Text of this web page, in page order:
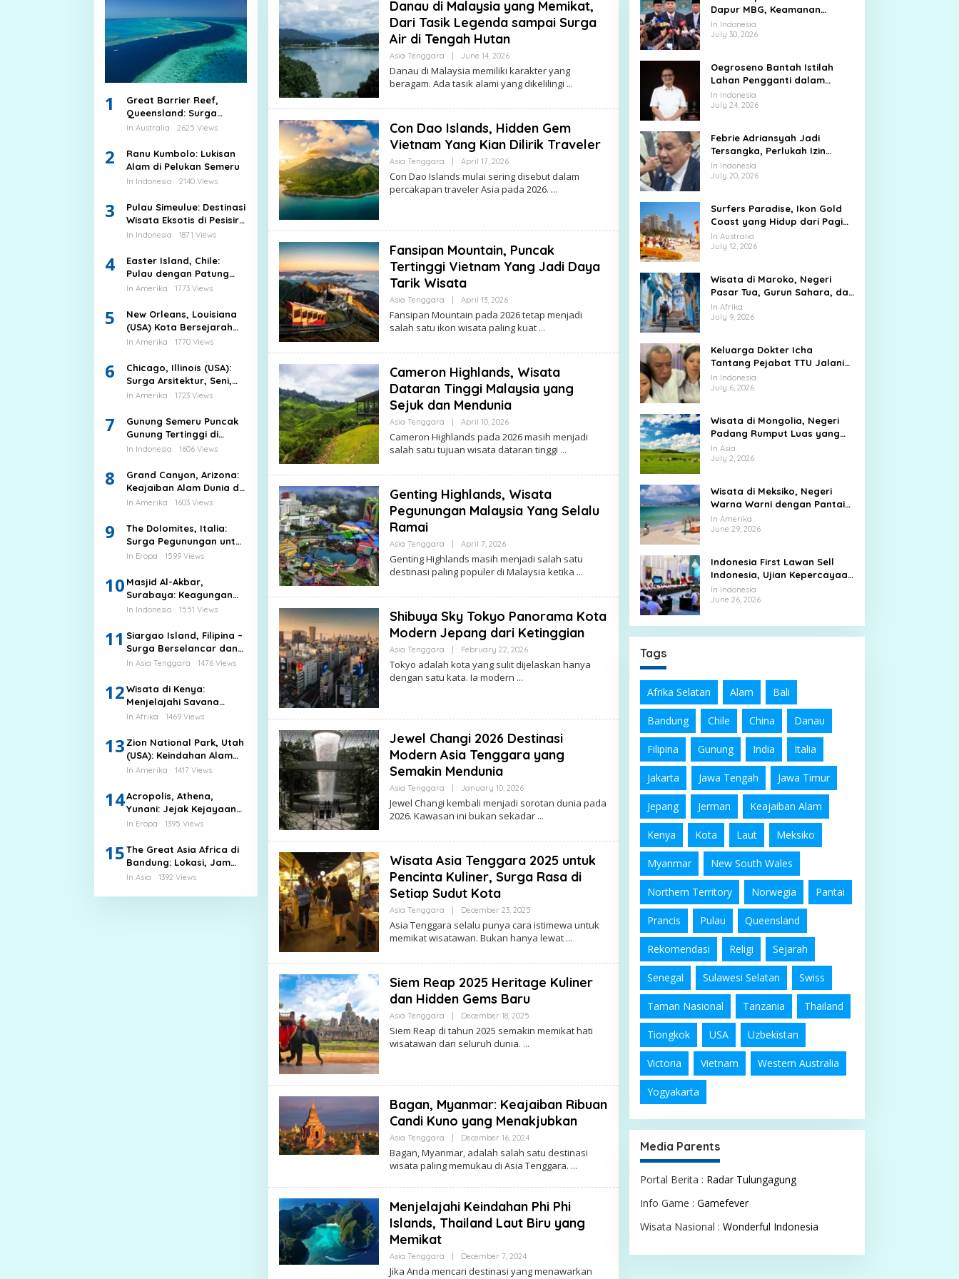
1
Great Barrier Reef,
Queensland: Surga
Bawah Laut Terbesar di
In Australia 2625 Views
2
Ranu Kumbolo: Lukisan
Alam di Pelukan Semeru
In Indonesia 2140 Views
3
Pulau Simeulue: Destinasi
Wisata Eksotis di Pesisir
Barat Aceh
In Indonesia 1871 Views
4
Easter Island, Chile:
Pulau dengan Patung
Batu Moai yang
In Amerika 1773 Views
5
New Orleans, Louisiana
(USA) Kota Bersejarah
dengan Pengaruh
In Amerika 1770 Views
6
Chicago, Illinois (USA):
Surga Arsitektur, Seni,
dan Keindahan Taman
In Amerika 1723 Views
7
Gunung Semeru Puncak
Gunung Tertinggi di
Pulau Jawa
In Indonesia 1606 Views
8
Grand Canyon, Arizona:
Keajaiban Alam Dunia di
Amerika Serikat
In Amerika 1603 Views
9
The Dolomites, Italia:
Surga Pegunungan untuk
Hiking dan Ski
In Eropa 1599 Views
10 Masjid Al-Akbar,
Surabaya: Keagungan
Arsitektur dan
Pahlawan
In Indonesia 1551 Views
11 Siargao Island, Filipina –
Surga Berselancar dan
Pantai Alami yang
In Asia Tenggara 1476 Views
12Wisata di Kenya:
Menjelajahi Savana
Afrika, Budaya Suku
Eksotis
In Afrika 1469 Views
13Zion National Park, Utah
(USA): Keindahan Alam
yang Megah
In Amerika 1417 Views
14Acropolis, Athena,
Yunani: Jejak Kejayaan
Peradaban Kuno
In Eropa 1395 Views
15The Great Asia Africa di
Bandung: Lokasi, Jam
Buka, dan Tiket Masuk
In Asia 1392 Views
Danau di Malaysia yang Memikat,
Dari Tasik Legenda sampai Surga
Air di Tengah Hutan
Asia Tenggara June 14, 2026By
Danau di Malaysia memiliki karakter yang
beragam. Ada tasik alami yang dikelilingi
Con Dao Islands, Hidden Gem
Vietnam Yang Kian Dilirik Traveler
Asia Tenggara April 17, 2026By
Con Dao Islands mulai sering disebut dalam
percakapan traveler Asia pada 2026.
Fansipan Mountain, Puncak
Tertinggi Vietnam Yang Jadi Daya
Tarik Wisata
Asia Tenggara April 13, 2026By
Fansipan Mountain pada 2026 tetap menjadi
salah satu ikon wisata paling kuat
Cameron Highlands, Wisata
Dataran Tinggi Malaysia yang
Sejuk dan Mendunia
Asia Tenggara April 10, 2026By
Cameron Highlands pada 2026 masih menjadi
salah satu tujuan wisata dataran tinggi
Genting Highlands, Wisata
Pegunungan Malaysia Yang Selalu
Ramai
Asia Tenggara April 7, 2026By
Genting Highlands masih menjadi salah satu
destinasi paling populer di Malaysia ketika
Shibuya Sky Tokyo Panorama Kota
Modern Jepang dari Ketinggian
Asia Tenggara February 22, 2026By
Tokyo adalah kota yang sulit dijelaskan hanya
dengan satu kata. Ia modern
Jewel Changi 2026 Destinasi
Modern Asia Tenggara yang
Semakin Mendunia
Asia Tenggara January 10, 2026By
Jewel Changi kembali menjadi sorotan dunia pada
2026. Kawasan ini bukan sekadar
Wisata Asia Tenggara 2025 untuk
Pencinta Kuliner, Surga Rasa di
Setiap Sudut Kota
Asia Tenggara December 23, 2025By
Asia Tenggara selalu punya cara istimewa untuk
memikat wisatawan. Bukan hanya lewat
Siem Reap 2025 Heritage Kuliner
dan Hidden Gems Baru
Asia Tenggara December 18, 2025By
Siem Reap di tahun 2025 semakin memikat hati
wisatawan dari seluruh dunia.
Bagan, Myanmar: Keajaiban Ribuan
Candi Kuno yang Menakjubkan
Asia Tenggara December 16, 2024By
Bagan, Myanmar, adalah salah satu destinasi
wisata paling memukau di Asia Tenggara.
Menjelajahi Keindahan Phi Phi
Islands, Thailand Laut Biru yang
Memikat
Asia Tenggara December 7, 2024By
Jika Anda mencari destinasi yang menawarkan
Dapur MBG, Keamanan
Pangan Jadi Ujian Besar
In Indonesia
July 30, 2026
Oegroseno Bantah Istilah
Lahan Pengganti dalam
Pembelian Tanah Lembang
In Indonesia
July 24, 2026
Febrie Adriansyah Jadi
Tersangka, Perlukah Izin
Presiden?
In Indonesia
July 20, 2026
Surfers Paradise, Ikon Gold
Coast yang Hidup dari Pagi
hingga Malam
In Australia
July 12, 2026
Wisata di Maroko, Negeri
Pasar Tua, Gurun Sahara, dan
Kota Biru yang Memikat
In Afrika
July 9, 2026
Keluarga Dokter Icha
Tantang Pejabat TTU Jalani
Sumpah Adat
In Indonesia
July 6, 2026
Wisata di Mongolia, Negeri
Padang Rumput Luas yang
Membuat Langit Terasa Lebih
Dekat
In Asia
July 2, 2026
Wisata di Meksiko, Negeri
Warna Warni dengan Pantai
Biru, Kota Tua, dan Jejak
Peradaban Kuno
In Amerika
June 29, 2026
Indonesia First Lawan Sell
Indonesia, Ujian Kepercayaan
di Tengah Tekanan Pasar
In Indonesia
June 26, 2026
Tags
Afrika Selatan Alam Bali
Bandung Chile China Danau
Filipina Gunung India Italia
Jakarta Jawa Tengah Jawa Timur
Jepang Jerman Keajaiban Alam
Kenya Kota Laut Meksiko
Myanmar New South Wales
Northern Territory Norwegia Pantai
Prancis Pulau Queensland
Rekomendasi Religi Sejarah
Senegal Sulawesi Selatan Swiss
Taman Nasional Tanzania Thailand
Tiongkok USA Uzbekistan
Victoria Vietnam Western Australia
Yogyakarta
Media Parents
Portal Berita : Radar Tulungagung
Info Game : Gamefever
Wisata Nasional : Wonderful Indonesia